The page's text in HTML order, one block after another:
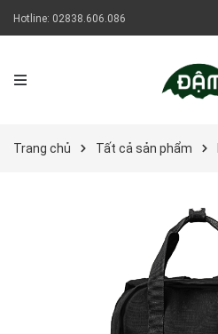
Hotline: 02838.606.086
Trang chủ Tất cả sản phẩm